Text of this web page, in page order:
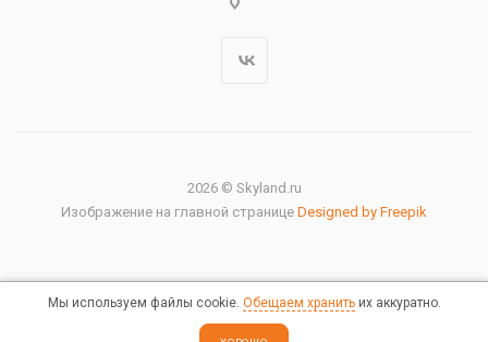
2026 © Skyland.ru
Изображение на главной странице Designed by Freepik
Правовая информация
Мы используем файлы cookie. Обещаем хранитьих аккуратно.